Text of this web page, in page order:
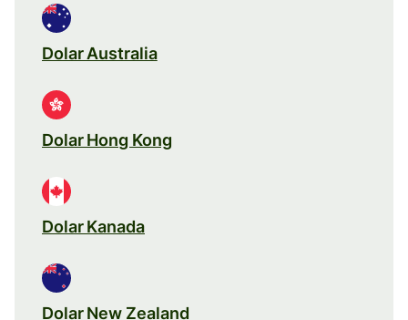
Dolar Australia
Dolar Hong Kong
Dolar Kanada
Dolar New Zealand